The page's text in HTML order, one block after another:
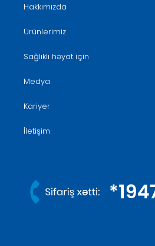
Hakkımızda
Ürünlerimiz
Sağlıklı həyat için
Medya
Kariyer
İletişim